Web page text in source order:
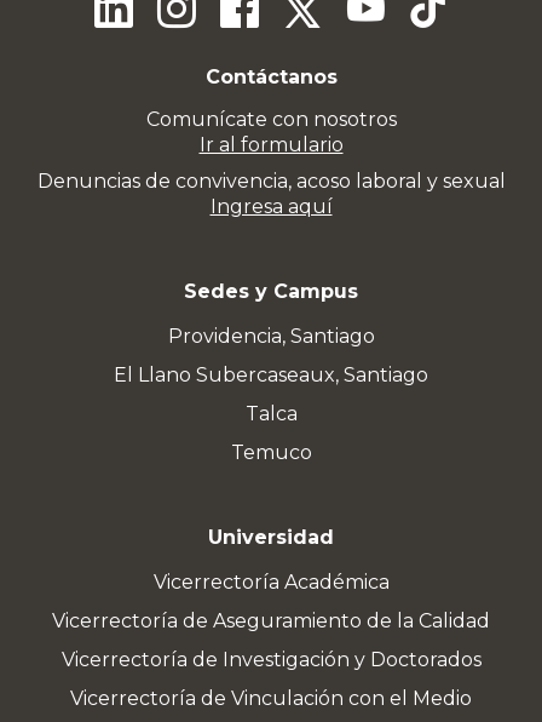
Contáctanos
Comunícate con nosotros
Ir al formulario
Denuncias de convivencia, acoso laboral y sexual
Ingresa aquí
Sedes y Campus
Providencia, Santiago
El Llano Subercaseaux, Santiago
Talca
Temuco
Universidad
Vicerrectoría Académica
Vicerrectoría de Aseguramiento de la Calidad
Vicerrectoría de Investigación y Doctorados
Vicerrectoría de Vinculación con el Medio